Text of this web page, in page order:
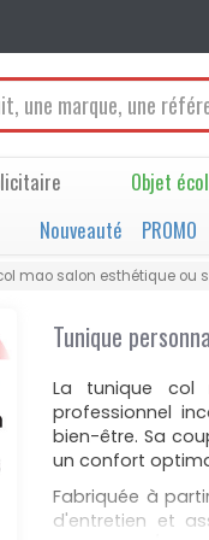
Objet
Nouveauté PROMO
mao salon esthétique ou
Tunique
La tunique col
professionnel
bien-être. Sa
un confort
Fabriquée à
d'entretien et